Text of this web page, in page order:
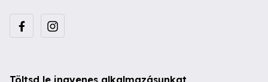
Töltsd le ingyenes alkalmazásunkat